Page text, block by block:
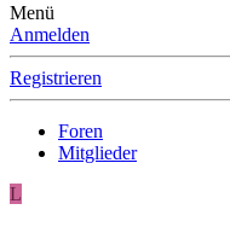
Menü
Anmelden
Registrieren
Foren
Mitglieder
L